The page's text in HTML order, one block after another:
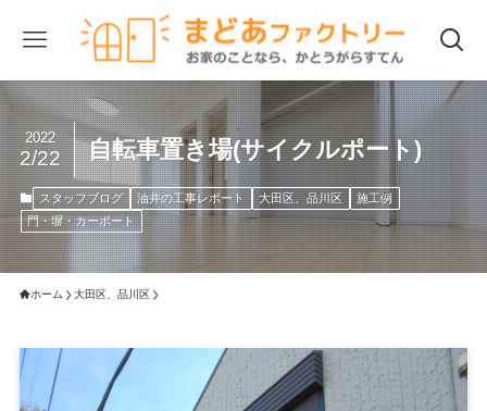
自転車置き場(サイクルポート)
2022
2/22
スタッフブログ 油井の工事レポート 大田区、品川区
施工例
門・塀・カーポート
ホーム 大田区、品川区